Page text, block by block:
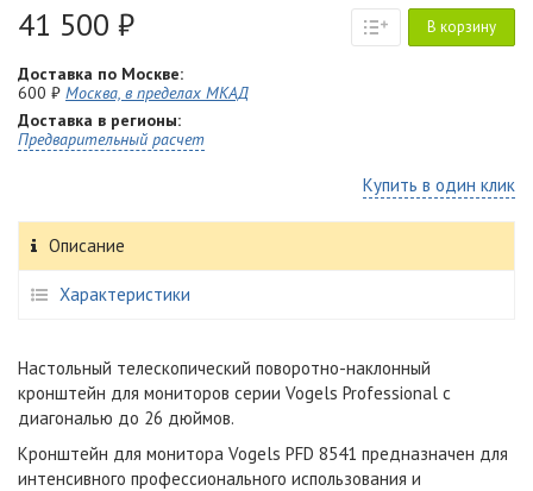
41 500 ₽ В корзину
Доставка по Москве:
600 ₽ Москва, в пределах МКАД
Доставка в регионы:
Предварительный расчет
Купить в один клик
Описание
Характеристики
Настольный телескопический поворотно-наклонный
кронштейн для мониторов серии Vogels Professional с
диагональю до 26 дюймов.
Кронштейн для монитора Vogels PFD 8541 предназначен для
интенсивного профессионального использования и